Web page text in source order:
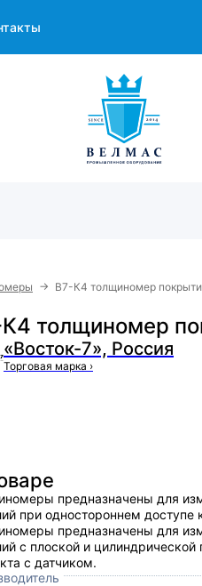
→ В7-К4 толщиномер
толщиномер
«Восток-7», Россия
Торговая марка ›
предназначены для
при одностороннем доступе
предназначены для
с плоской и
с датчиком.